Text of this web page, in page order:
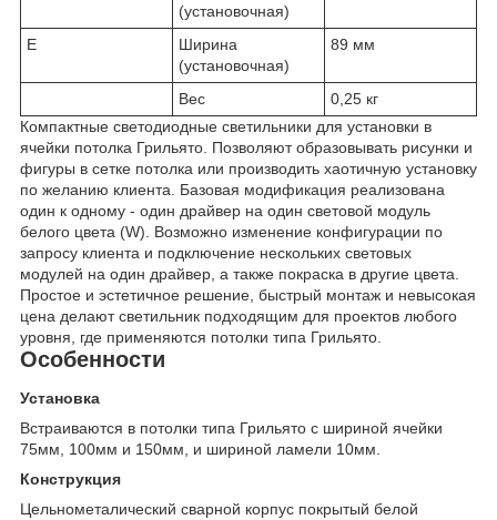
(установочная)
E
Ширина
(установочная)
89 мм
Вес
0,25 кг
Компактные светодиодные светильники для установки в
ячейки потолка Грильято. Позволяют образовывать рисунки и
фигуры в сетке потолка или производить хаотичную установку
по желанию клиента. Базовая модификация реализована
один к одному - один драйвер на один световой модуль
белого цвета (W). Возможно изменение конфигурации по
запросу клиента и подключение нескольких световых
модулей на один драйвер, а также покраска в другие цвета.
Простое и эстетичное решение, быстрый монтаж и невысокая
цена делают светильник подходящим для проектов любого
уровня, где применяются потолки типа Грильято.
Особенности
Установка
Встраиваются в потолки типа Грильято с шириной ячейки
75мм, 100мм и 150мм, и шириной ламели 10мм.
Конструкция
Цельнометалический сварной корпус покрытый белой